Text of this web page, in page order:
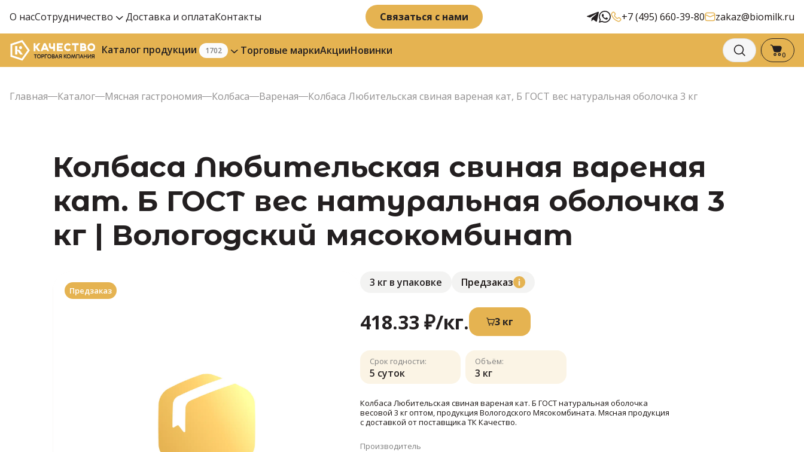
О насСотрудничество Доставка и оплатаКонтакты Связаться с нами +7 (495) 660-39-80 zakaz@biomilk.ru
Каталог продукции 1702 Торговые маркиАкцииНовинки 0
Главная Каталог Мясная гастрономия Колбаса Вареная Колбаса Любительская свиная вареная кат, Б ГОСТ вес натуральная оболочка 3 кг
Колбаса Любительская свиная вареная
кат. Б ГОСТ вес натуральная оболочка 3
кг | Вологодский мясокомбинат
Предзаказ
3 кг в упаковке Предзаказ
418.33 ₽/кг. 3 кг
Срок годности:
5 суток
Объём:
3 кг
Колбаса Любительская свиная вареная кат. Б ГОСТ натуральная оболочка
весовой 3 кг оптом, продукция Вологодского Мясокомбината. Мясная продукция
с доставкой от поставщика ТК Качество.
Производитель